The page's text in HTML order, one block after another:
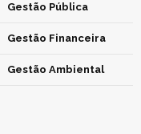
Gestão Pública
Gestão Financeira
Gestão Ambiental